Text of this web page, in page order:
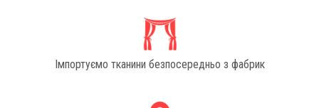
Імпортуємо тканини безпосередньо з фабрик